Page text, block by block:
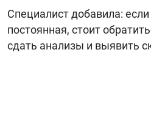
Специалист добавила:
постоянная, стоит
сдать анализы и выявить